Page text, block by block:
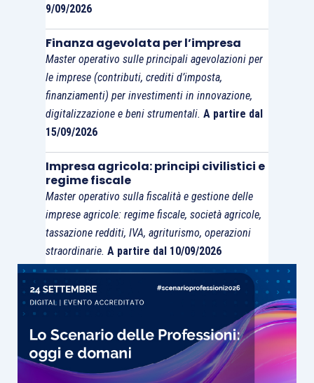
sede di approvazione del bilancio dell’esercizio
in corso.
9/09/2026
Finanza agevolata per l’impresa
Master operativo sulle principali agevolazioni per
le imprese (contributi, crediti d’imposta,
finanziamenti) per investimenti in innovazione,
digitalizzazione e beni strumentali. A partire dal
15/09/2026
Impresa agricola: principi civilistici e
regime fiscale
Master operativo sulla fiscalità e gestione delle
imprese agricole: regime fiscale, società agricole,
tassazione redditi, IVA, agriturismo, operazioni
straordinarie. A partire dal 10/09/2026